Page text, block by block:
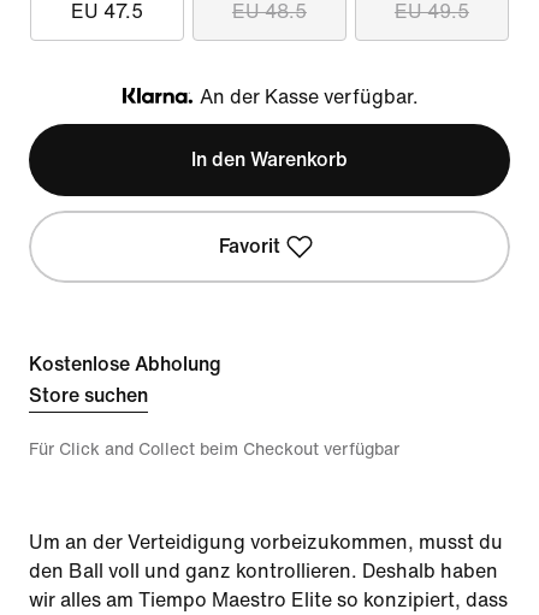
EU 47.5 EU 48.5 EU 49.5
Klarna
An der Kasse verfügbar.
In den Warenkorb
Favorit
Kostenlose Abholung
Store suchen
Für Click and Collect beim Checkout verfügbar
Um an der Verteidigung vorbeizukommen, musst du
den Ball voll und ganz kontrollieren. Deshalb haben
wir alles am Tiempo Maestro Elite so konzipiert, dass